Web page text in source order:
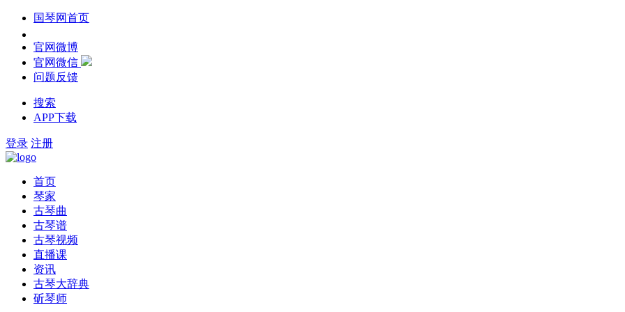
国琴网首页
官网微博
官网微信
问题反馈
搜索
APP下载
登录 注册
首页
琴家
古琴曲
古琴谱
古琴视频
直播课
资讯
古琴大辞典
斫琴师